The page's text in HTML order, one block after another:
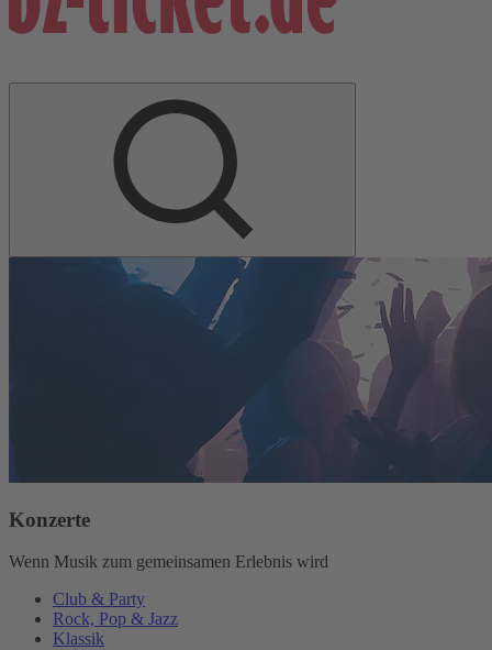
Konzerte
Wenn Musik zum gemeinsamen Erlebnis wird
Club & Party
Rock, Pop & Jazz
Klassik